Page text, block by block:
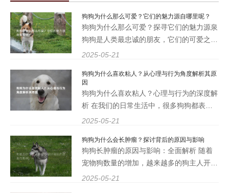
狗狗为什么那么可爱？它们的魅力源自哪里呢？
狗狗为什么那么可爱？探寻它们的魅力源泉
狗狗是人类最忠诚的朋友，它们的可爱之处
让无数宠物爱好者心醉神迷。无论是它们那
感受到一种无与伦比的温暖与快乐。那么，
狗狗的魅力究竟源自
2025-05-21
狗狗为什么喜欢粘人？从心理与行为角度解析其原
因
狗狗为什么喜欢粘人？心理与行为的深度解
析 在我们的日常生活中，很多狗狗都表现
出喜欢粘人的行为。这种行为不仅让主人感
么如此依恋人类？本文将从心理与行为的多
个角度深入解析狗狗粘
2025-05-21
狗狗为什么会长肿瘤？探讨背后的原因与影响
狗狗长肿瘤的原因与影响：全面解析 随着
宠物狗数量的增加，越来越多的狗主人开始
关注狗狗的健康问题。其中，狗狗肿瘤的发
2025-05-21